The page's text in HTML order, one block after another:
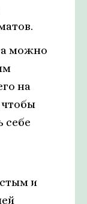
можно
на
себе
и